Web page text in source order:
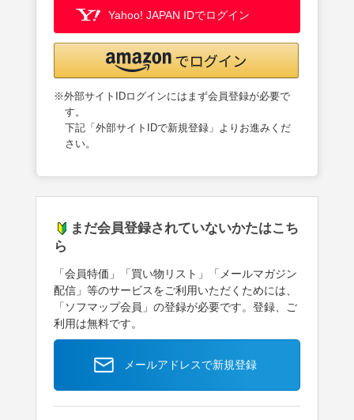
Yahoo! JAPAN IDでログイン
※外部サイトIDログインにはまず会員登録が必要で
す。
下記「外部サイトIDで新規登録」よりお進みくだ
さい。
まだ会員登録されていないかたはこち
ら
「会員特価」「買い物リスト」「メールマガジン
配信」等のサービスをご利用いただくためには、
「ソフマップ会員」の登録が必要です。登録、ご
利用は無料です。
メールアドレスで新規登録